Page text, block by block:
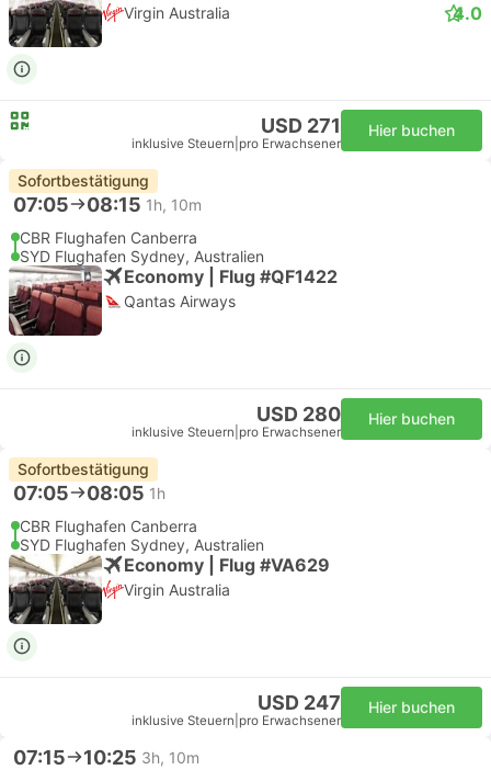
Virgin Australia 4.0
USD 271
inklusive Steuern pro Erwachsener
Hier buchen
Sofortbestätigung
07:05 08:15 1h, 10m
CBR Flughafen Canberra
SYD Flughafen Sydney, Australien
Economy | Flug #QF1422
Qantas Airways
USD 280
inklusive Steuern pro Erwachsener
Hier buchen
Sofortbestätigung
07:05 08:05 1h
CBR Flughafen Canberra
SYD Flughafen Sydney, Australien
Economy | Flug #VA629
Virgin Australia
USD 247
inklusive Steuern pro Erwachsener
Hier buchen
07:15 10:25 3h, 10m